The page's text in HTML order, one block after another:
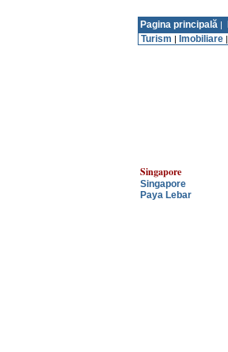
Pagina principală |
Turism | Imobiliare |
Singapore
Singapore
Paya Lebar